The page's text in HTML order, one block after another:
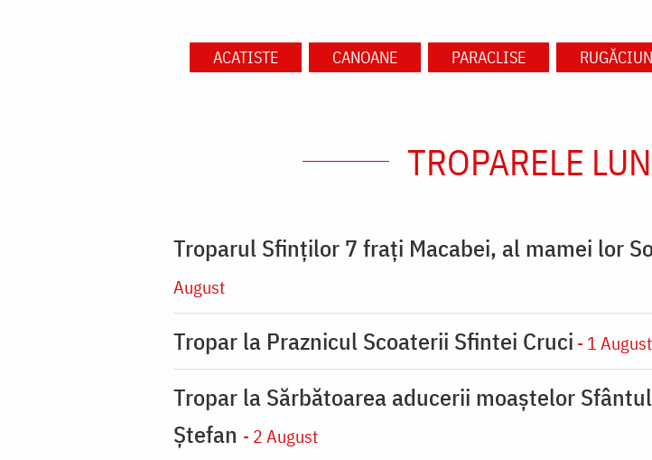
ACATISTE CANOANE PARACLISE
TROPARELE
Troparul Sfinţilor 7 fraţi Macabei, al mamei lor
August
Tropar la Praznicul Scoaterii Sfintei Cruci - 1 August
Tropar la Sărbătoarea aducerii moaştelor
Ştefan - 2 August